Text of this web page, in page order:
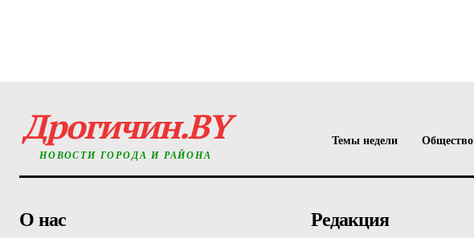
Дрогичин.BY
НОВОСТИ ГОРОДА И РАЙОНА
Темы недели Общество
О нас Редакция